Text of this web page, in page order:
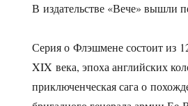
В издательстве «Вече» вышли
Серия о Флэшмене состоит из
XIX века, эпоха английских
приключенческая сага о